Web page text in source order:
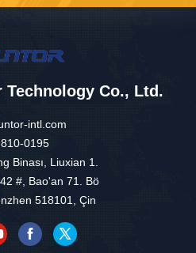
Technology Co., Ltd.
intl.com
0195
Binası, Liuxian 1.
#, Bao'an 71. Bö
518101, Çin